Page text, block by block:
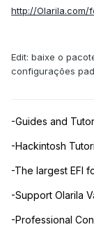
http://Olarila.com/
Edit: baixe o
configurações
-Guides and
-Hackintosh
-The largest EFI
-Support Olarila
-Professional